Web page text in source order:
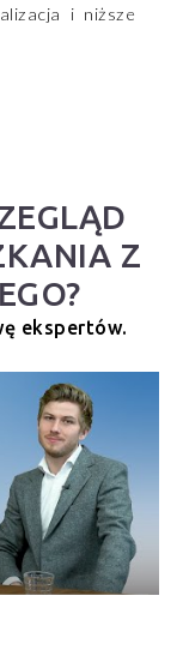
i niższe
Z
ekspertów.